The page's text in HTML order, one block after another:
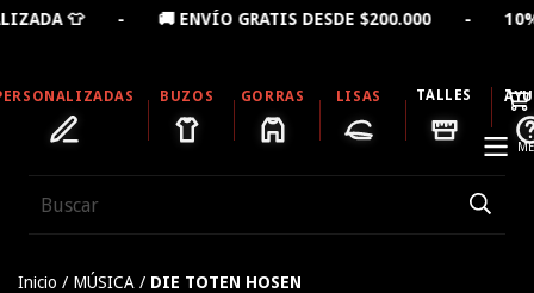
ENVÍO GRATIS DESDE $200.000 - 10% OFF
BUZOS GORRAS LISAS TALLES
Inicio / MÚSICA / DIE TOTEN HOSEN